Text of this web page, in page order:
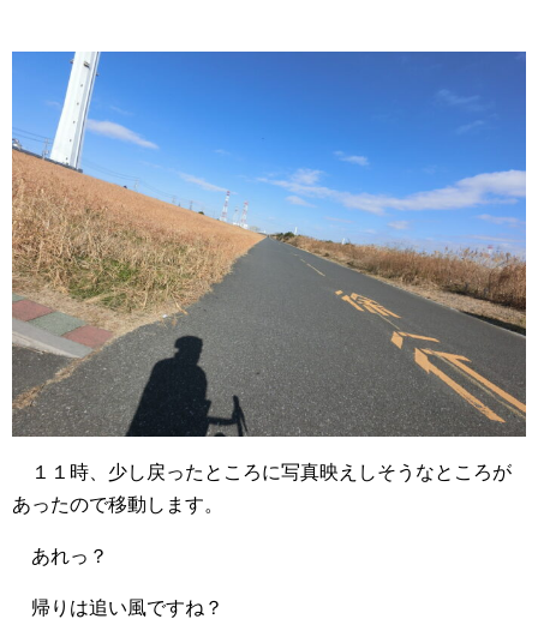
１１時、少し戻ったところに写真映えしそうなところが
あったので移動します。
あれっ？
帰りは追い風ですね？